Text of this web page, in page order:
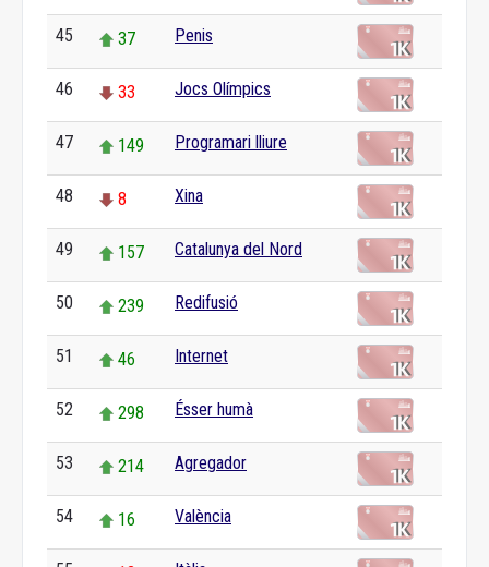
45 37 Penis
46 33 Jocs Olímpics
47 149 Programari lliure
48 8 Xina
49 157 Catalunya del Nord
50 239 Redifusió
51 46 Internet
52 298 Ésser humà
53 214 Agregador
54 16 València